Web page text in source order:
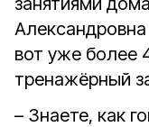
вот уже более
тренажёрный
– Знаете, как